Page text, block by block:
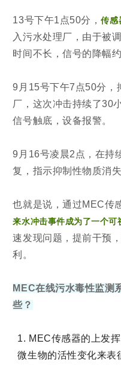
13号下午1点50分，传感
入污水处理厂，由于被
时间不长，信号的降幅
9月15号下午7点50分，
厂，这次冲击持续了30
信号触底，设备报警。
9月16号凌晨2点，在持
复，指示抑制性物质消
也就是说，通过MEC传
来水冲击事件成为了一个可
速发现问题，提前干预
利。
MEC在线污水毒性监测
些？
1. MEC传感器的上发
微生物的活性变化来表